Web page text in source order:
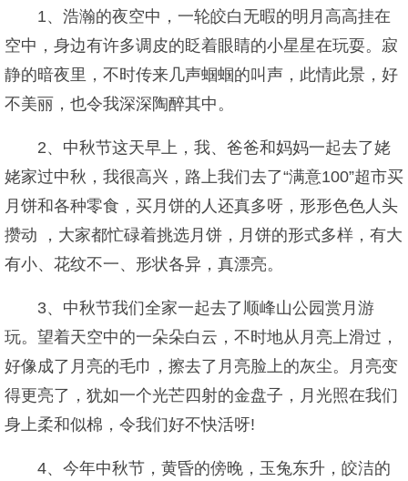
1、浩瀚的夜空中，一轮皎白无暇的明月高高挂在
空中，身边有许多调皮的眨着眼睛的小星星在玩耍。寂
静的暗夜里，不时传来几声蝈蝈的叫声，此情此景，好
不美丽，也令我深深陶醉其中。
2、中秋节这天早上，我、爸爸和妈妈一起去了姥
姥家过中秋，我很高兴，路上我们去了“满意100”超市买
月饼和各种零食，买月饼的人还真多呀，形形色色人头
攒动 ，大家都忙碌着挑选月饼，月饼的形式多样，有大
有小、花纹不一、形状各异，真漂亮。
3、中秋节我们全家一起去了顺峰山公园赏月游
玩。望着天空中的一朵朵白云，不时地从月亮上滑过，
好像成了月亮的毛巾，擦去了月亮脸上的灰尘。月亮变
得更亮了，犹如一个光芒四射的金盘子，月光照在我们
身上柔和似棉，令我们好不快活呀!
4、今年中秋节，黄昏的傍晚，玉兔东升，皎洁的